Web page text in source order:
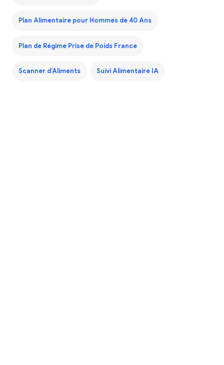
Plan Alimentaire pour Hommes de 40 Ans
Plan de Régime Prise de Poids France
Scanner d'Aliments Suivi Alimentaire IA